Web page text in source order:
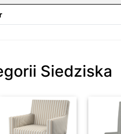
Siedziska